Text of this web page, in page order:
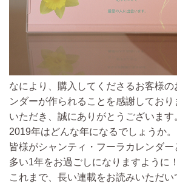
なにより、購入してくださるお客様
ンダーが作られることを感謝しており
いただき、誠にありがとうございます
2019年はどんな年になるでしょうか。
皆様がシャンティ・フーラカレンダ
多い1年をお過ごしになりますように！
これまで、長い連載をお読みいただ